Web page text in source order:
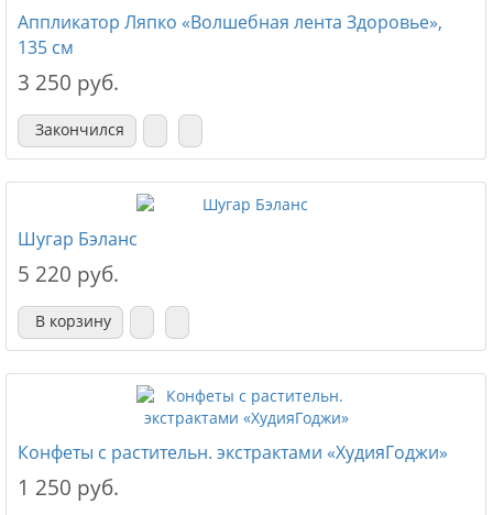
Аппликатор Ляпко «Волшебная лента Здоровье»,
135 см
3 250 руб.
Закончился
Шугар Бэланс
5 220 руб.
В корзину
Конфеты с растительн. экстрактами «ХудияГоджи»
1 250 руб.